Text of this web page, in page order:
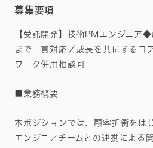
Work
About
News
Careers
募集要項
【受託開発】技術PMエンジニア
まで一貫対応／成長を共にするコ
ワーク併用相談可
■業務概要
本ポジションでは、顧客折衝をは
エンジニアチームとの連携による